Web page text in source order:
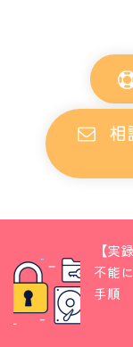
相
【
不能
手順